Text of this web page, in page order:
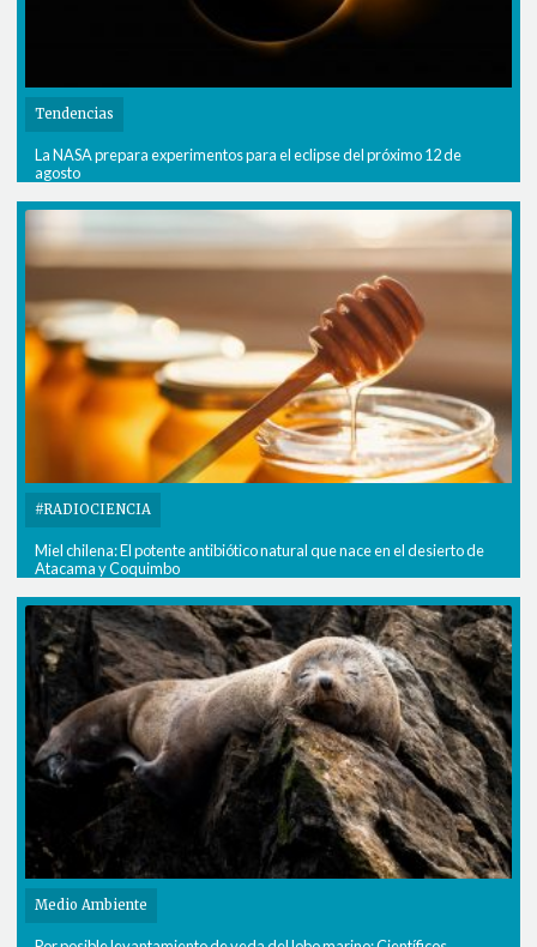
Tendencias
La NASA prepara experimentos para el eclipse del próximo 12 de
agosto
#RADIOCIENCIA
Miel chilena: El potente antibiótico natural que nace en el desierto de
Atacama y Coquimbo
Medio Ambiente